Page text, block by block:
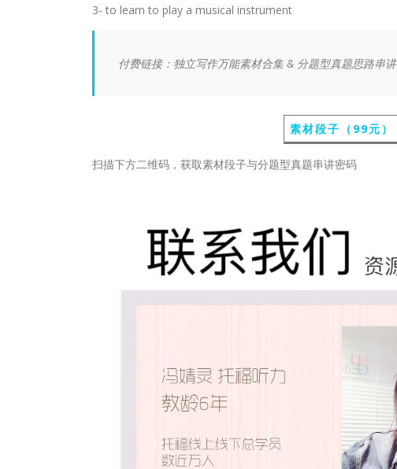
3- to learn to play a musical instrument
付费链接：独立写作万能素材合集 & 分题型真题思路串讲
素材段子（99元）
扫描下方二维码，获取素材段子与分题型真题串讲密码